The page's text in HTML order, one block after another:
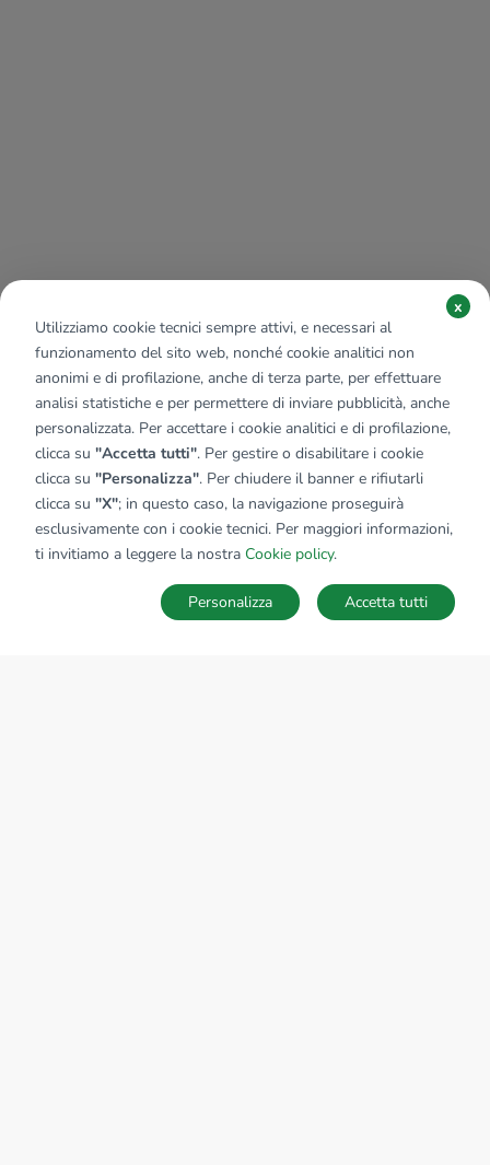
SALVA RICERCA
Utilizziamo cookie tecnici sempre attivi, e necessari al
funzionamento del sito web, nonché cookie analitici non
anonimi e di profilazione, anche di terza parte, per effettuare
analisi statistiche e per permettere di inviare pubblicità, anche
personalizzata. Per accettare i cookie analitici e di profilazione,
clicca su "Accetta tutti". Per gestire o disabilitare i cookie
clicca su "Personalizza". Per chiudere il banner e rifiutarli
clicca su "X"; in questo caso, la navigazione proseguirà
esclusivamente con i cookie tecnici. Per maggiori informazioni,
ti invitiamo a leggere la nostra Cookie policy.
x
Accetta tutti
Personalizza